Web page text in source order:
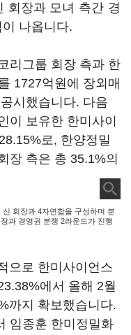
회장과 모녀 측간 경
나옵니다.
리그룹 회장 측과 한
1727억원에 장외매
시했습니다. 다음
이 보유한 한미사이
로, 한양정밀
장 측은 총 35.1%의
회장과 4자연합을 구성하며 분
과 경영권 분쟁 2라운드가 진행
으로 한미사이언스
에서 올해 2월
까지 확보했습니다.
임종훈 한미정밀화